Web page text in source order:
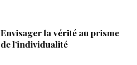
Envisager la vérité au prisme
de l’individualité